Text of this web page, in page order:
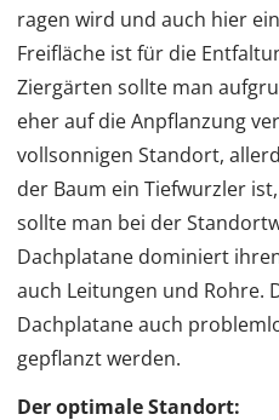
ragen wird und auch hier
Freifläche ist für die
Ziergärten sollte man
eher auf die Anpflanzung
vollsonnigen Standort,
der Baum ein Tiefwurzler
sollte man bei der
Dachplatane dominiert
auch Leitungen und Rohre.
Dachplatane auch
gepflanzt werden.
Der optimale Standort: